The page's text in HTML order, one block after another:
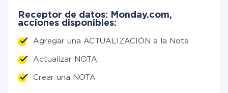
Receptor de datos: Monday.com,
acciones disponibles:
Agregar una ACTUALIZACIÓN a la Nota
Actualizar NOTA
Crear una NOTA